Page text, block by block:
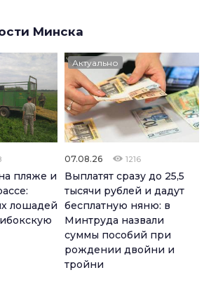
Минска
пляже и
лошадей
Актуально
07.08.26 1216
Выплатят сразу до 25,5
тысячи рублей и дадут
бесплатную няню: в
Минтруда назвали
суммы пособий при
рождении двойни и
тройни